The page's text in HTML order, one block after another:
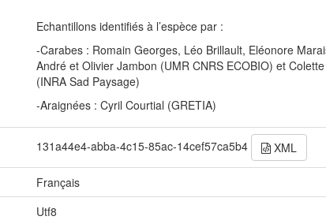
Echantillons identifiés à l’espèce par :
-Carabes : Romain Georges, Léo Brillault, Eléonore
André et Olivier Jambon (UMR CNRS ECOBIO) et
(INRA Sad Paysage)
-Araignées : Cyril Courtial (GRETIA)
131a44e4-abba-4c15-85ac-14cef57ca5b4 XML
Français
Utf8